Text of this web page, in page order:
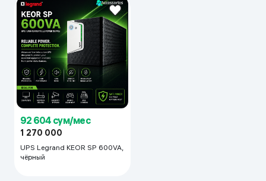
92 604 сум/мес
1 270 000
UPS Legrand KEOR SP 600VA,
чёрный